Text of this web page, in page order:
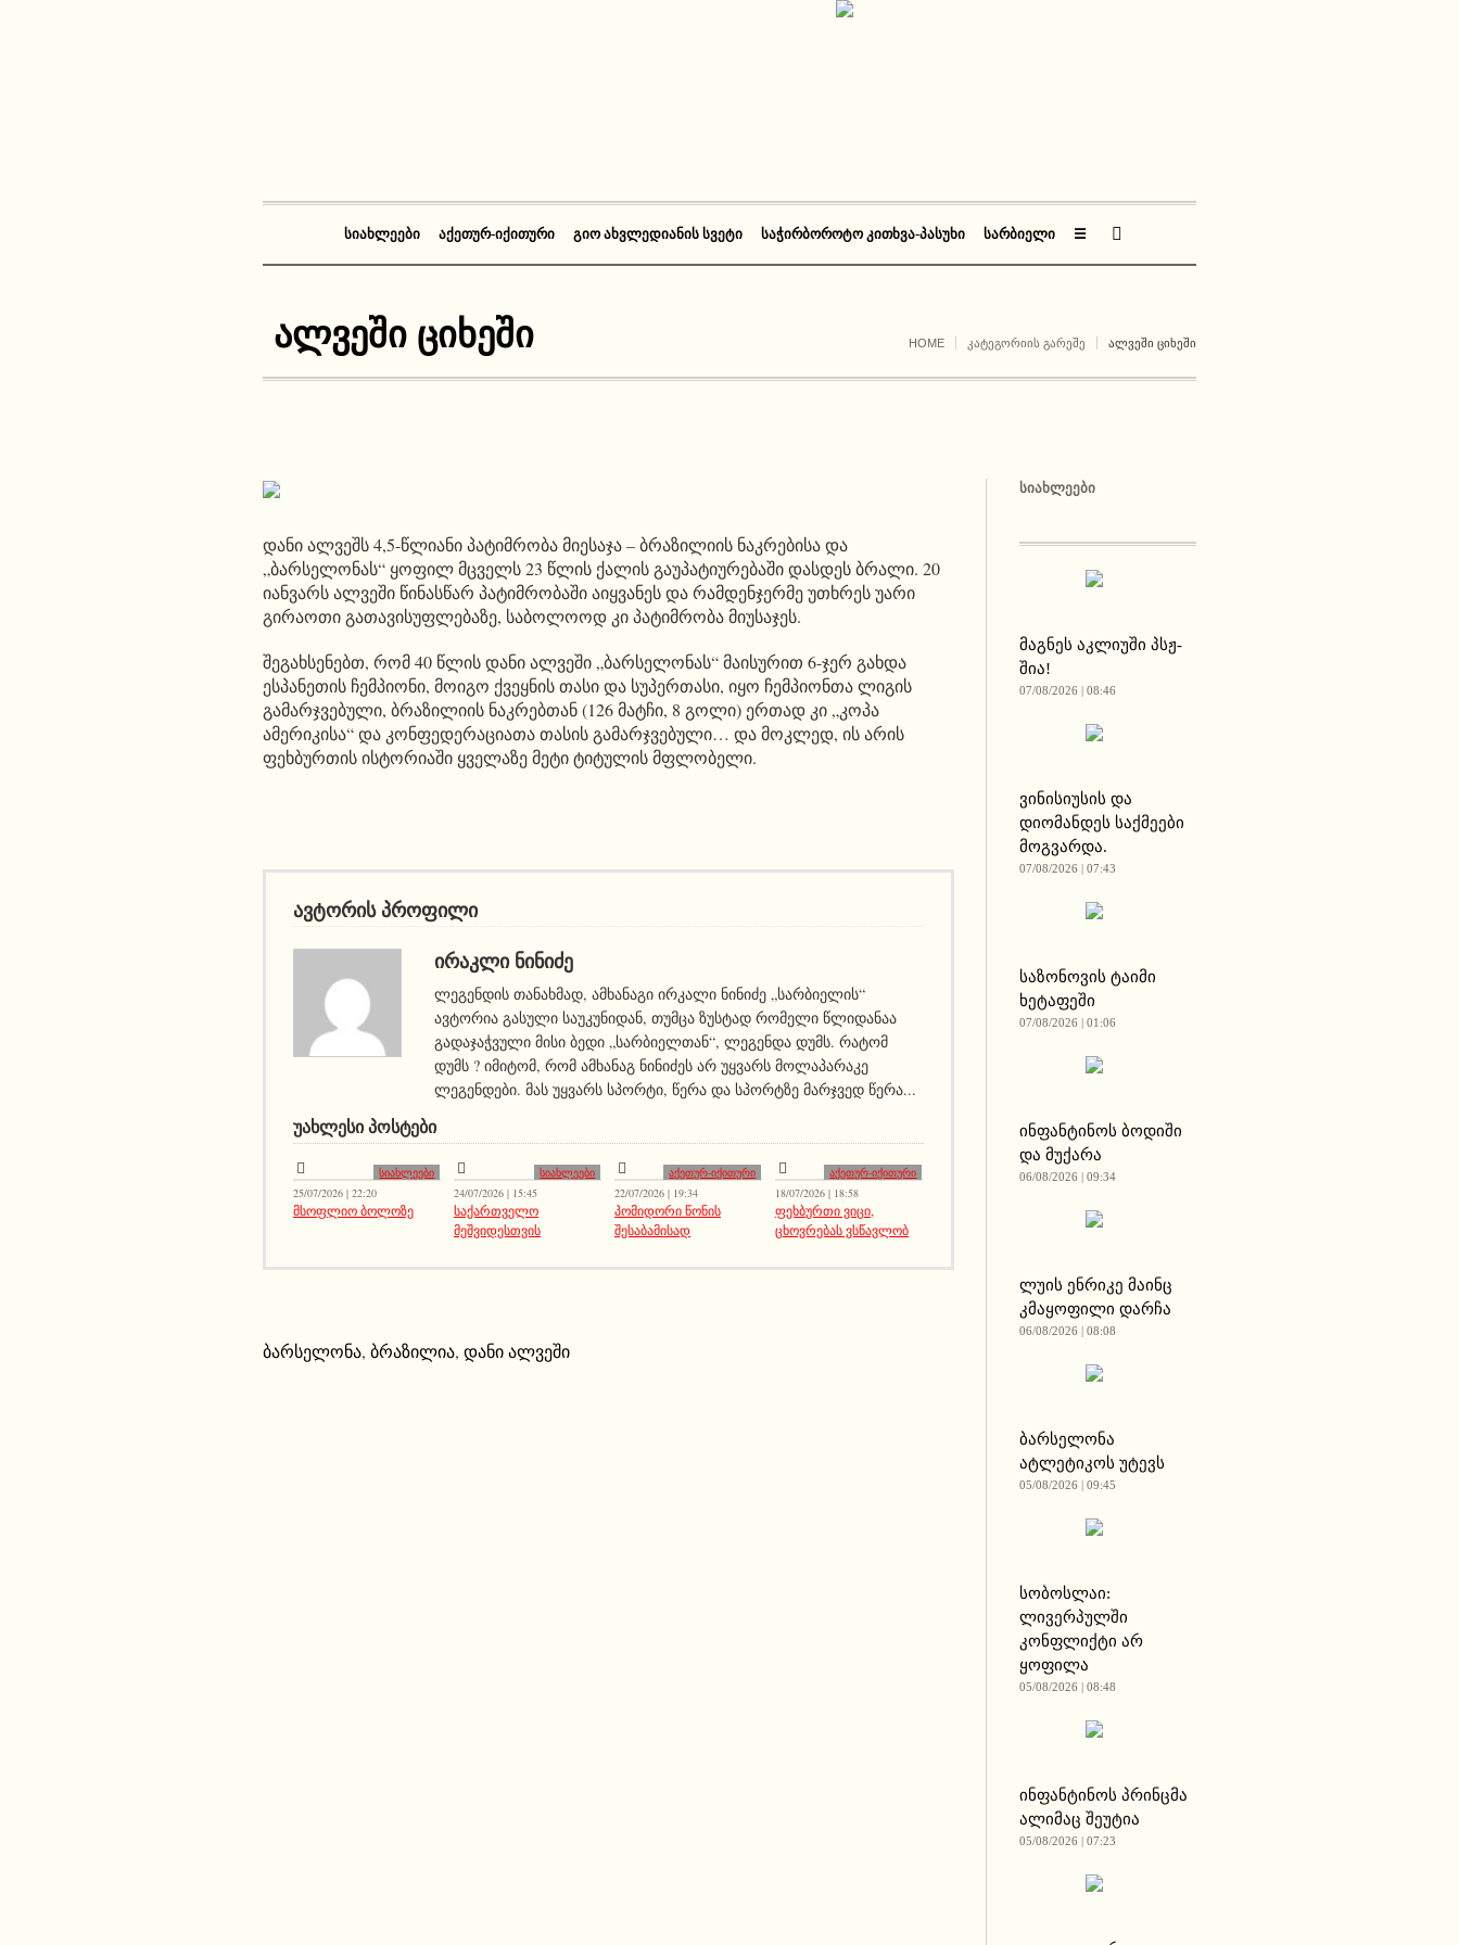
ᲡᲘᲐᲮᲚᲔᲔᲑᲘ ᲐᲥᲔᲗᲣᲠ-ᲘᲥᲘᲗᲣᲠᲘ ᲒᲘᲝ ᲐᲮᲕᲚᲔᲓᲘᲐᲜᲘᲡ ᲡᲕᲔᲢᲘ ᲡᲐᲭᲘᲠᲑᲝᲠᲝᲢᲝ ᲙᲘᲗᲮᲕᲐ-ᲞᲐᲡᲣᲮᲘ ᲡᲐᲠᲑᲘᲔᲚᲘ ☰
ალვეში ციხეში HOME ᲙᲐᲢᲔᲒᲝᲠᲘᲘᲡ ᲒᲐᲠᲔᲨᲔ ᲐᲚᲕᲔᲨᲘ ᲪᲘᲮᲔᲨᲘ
დანი ალვეშს 4,5-წლიანი პატიმრობა მიესაჯა – ბრაზილიის ნაკრებისა და
„ბარსელონას“ ყოფილ მცველს 23 წლის ქალის გაუპატიურებაში დასდეს ბრალი. 20
იანვარს ალვეში წინასწარ პატიმრობაში აიყვანეს და რამდენჯერმე უთხრეს უარი
გირაოთი გათავისუფლებაზე, საბოლოოდ კი პატიმრობა მიუსაჯეს.
შეგახსენებთ, რომ 40 წლის დანი ალვეში „ბარსელონას“ მაისურით 6-ჯერ გახდა
ესპანეთის ჩემპიონი, მოიგო ქვეყნის თასი და სუპერთასი, იყო ჩემპიონთა ლიგის
გამარჯვებული, ბრაზილიის ნაკრებთან (126 მატჩი, 8 გოლი) ერთად კი „კოპა
ამერიკისა“ და კონფედერაციათა თასის გამარჯვებული… და მოკლედ, ის არის
ფეხბურთის ისტორიაში ყველაზე მეტი ტიტულის მფლობელი.
ავტორის პროფილი
ᲘᲠᲐᲙᲚᲘ ᲜᲘᲜᲘᲫᲔ
ლეგენდის თანახმად, ამხანაგი ირკალი ნინიძე „სარბიელის“
ავტორია გასული საუკუნიდან, თუმცა ზუსტად რომელი წლიდანაა
გადაჯაჭვული მისი ბედი „სარბიელთან“, ლეგენდა დუმს. რატომ
დუმს ? იმიტომ, რომ ამხანაგ ნინიძეს არ უყვარს მოლაპარაკე
ლეგენდები. მას უყვარს სპორტი, წერა და სპორტზე მარჯვედ წერა...
ᲣᲐᲮᲚᲔᲡᲘ ᲞᲝᲡᲢᲔᲑᲘ
სიახლეები
25/07/2026 | 22:20
მსოფლიო ბოლოზე
სიახლეები
24/07/2026 | 15:45
საქართველო
მეშვიდესთვის
აქეთურ-იქითური
22/07/2026 | 19:34
პომიდორი წონის
შესაბამისად
აქეთურ-იქითური
18/07/2026 | 18:58
ფეხბურთი ვიცი,
ცხოვრებას ვსწავლობ
ბარსელონა, ბრაზილია, დანი ალვეში
ᲡᲘᲐᲮᲚᲔᲔᲑᲘ
მაგნეს აკლიუში პსჟ-
შია!
07/08/2026 | 08:46
ვინისიუსის და
დიომანდეს საქმეები
მოგვარდა.
07/08/2026 | 07:43
საზონოვის ტაიმი
ხეტაფეში
07/08/2026 | 01:06
ინფანტინოს ბოდიში
და მუქარა
06/08/2026 | 09:34
ლუის ენრიკე მაინც
კმაყოფილი დარჩა
06/08/2026 | 08:08
ბარსელონა
ატლეტიკოს უტევს
05/08/2026 | 09:45
სობოსლაი:
ლივერპულში
კონფლიქტი არ
ყოფილა
05/08/2026 | 08:48
ინფანტინოს პრინცმა
ალიმაც შეუტია
05/08/2026 | 07:23